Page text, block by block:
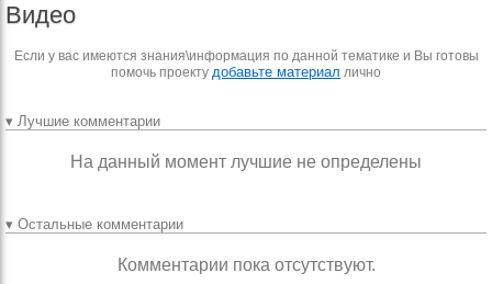
Видео
Если у вас имеются знания\информация по данной тематике и Вы готовы
помочь проекту добавьте материал лично
▾ Лучшие комментарии
На данный момент лучшие не определены
▾ Остальные комментарии
Комментарии пока отсутствуют.